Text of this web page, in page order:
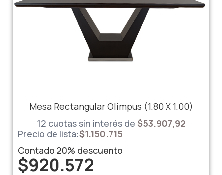
Mesa Rectangular Olimpus (1.80 X 1.00)
12 cuotas sin interés de $53.907,92
Precio de lista:$1.150.715
Contado 20% descuento
$920.572